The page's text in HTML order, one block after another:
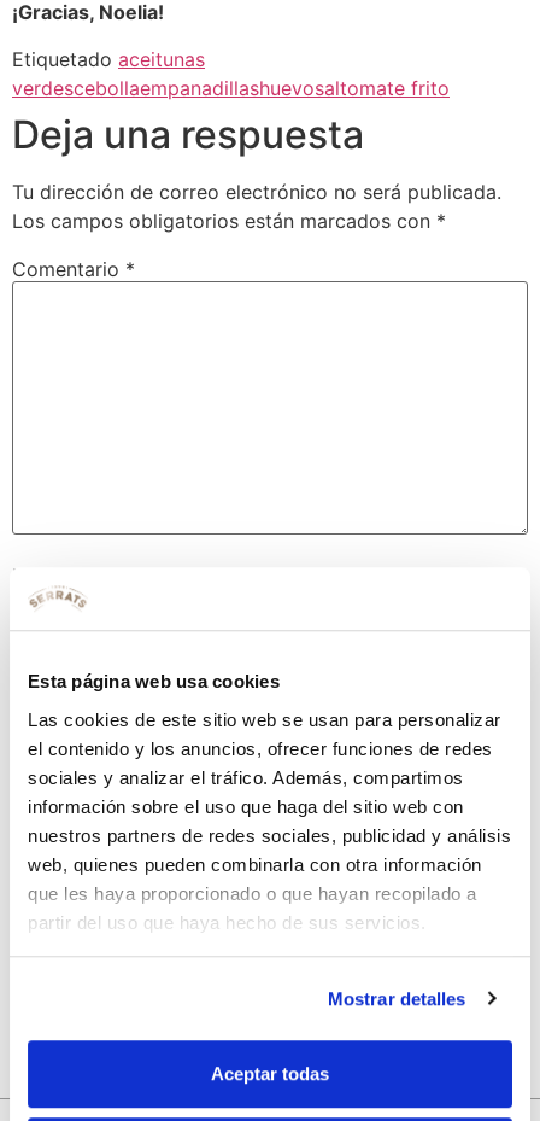
Esta página web usa cookies
Las cookies de este sitio web se usan para personalizar
el contenido y los anuncios, ofrecer funciones de redes
sociales y analizar el tráfico. Además, compartimos
información sobre el uso que haga del sitio web con
nuestros partners de redes sociales, publicidad y análisis
web, quienes pueden combinarla con otra información
que les haya proporcionado o que hayan recopilado a
partir del uso que haya hecho de sus servicios.
Mostrar detalles
Aceptar todas
¡Gracias, Noelia!
Etiquetado aceitunas
verdescebollaempanadillashuevosaltomate frito
Deja una respuesta
Tu dirección de correo electrónico no será publicada.
Los campos obligatorios están marcados con *
Comentario *
Nombre
Correo electrónico*
Web
Guarda mi nombre, correo electrónico y web en este
navegador para la próxima vez que comente.